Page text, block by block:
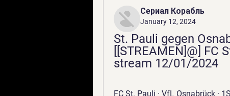
Сериал Корабль
January 12, 2024
St. Pauli gegen
[[STREAMEN]@]
stream 12/01/2024
FC St. Pauli · VfL Osnabrück ·